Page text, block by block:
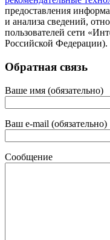
предоставления
и анализа сведений,
пользователей сети
Российской Федерации).
Обратная связь
Ваше имя (обязательно)
Ваш e-mail (обязательно)
Сообщение